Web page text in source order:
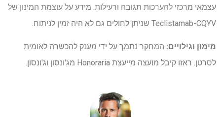
עצמאי מרכזי להערכות תגובה ורעילות. מידע על עוצמת המינון של
Teclistamab-CQYV שניתן לחולים גם לא היה זמין לניתוח.
מימון וגילויים: המחקר נתמך על ידי מענק להכשרה לאומית
לסרטן. ראזו קיבל מועצה מייעצת Honoraria מג'ונסון וג'ונסון.